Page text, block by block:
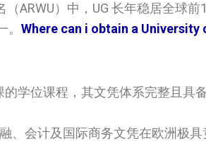
ARWU）中，UG 长年稳居全球
Where can i obtain a
学位课程，其文凭体系完整且具
、会计及国际商务文凭在欧洲极具